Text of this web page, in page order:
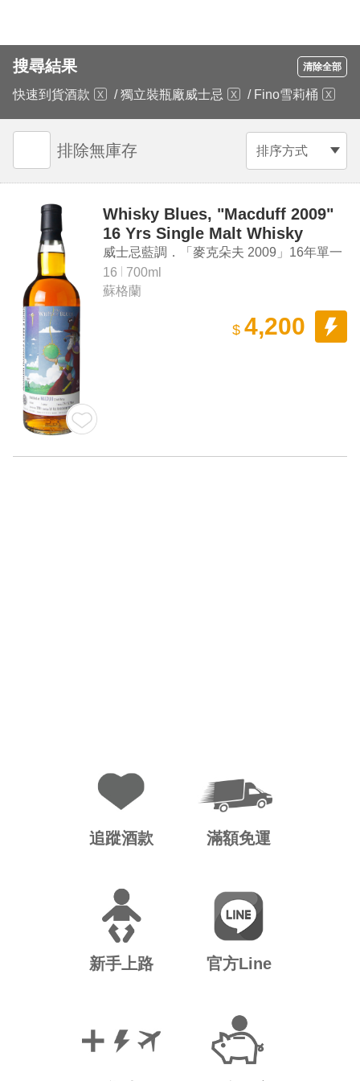
搜尋結果 清除全部
快速到貨酒款 / 獨立裝瓶廠威士忌 / Fino雪莉桶
排序方式
排除無庫存
Whisky Blues, "Macduff 2009"
16 Yrs Single Malt Whisky
威士忌藍調．「麥克朵夫 2009」16年單一
麥芽威士忌
16
700ml
蘇格蘭
$ 4,200
追蹤酒款 滿額免運
新手上路 官方Line